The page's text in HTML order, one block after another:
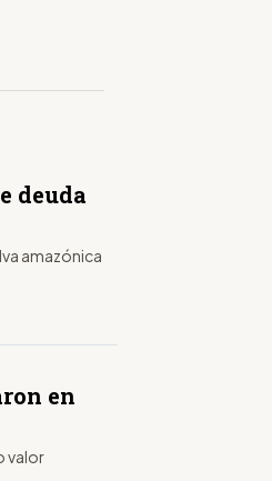
deuda
amazónica
en
valor